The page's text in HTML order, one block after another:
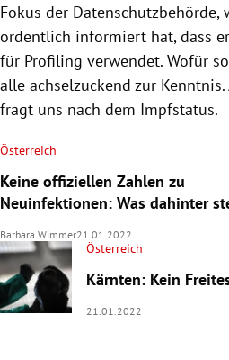
Fokus der Datenschutzbehörde,
ordentlich informiert hat, dass
für Profiling verwendet. Wofür
alle achselzuckend zur
fragt uns nach dem Impfstatus.
Österreich
Keine offiziellen Zahlen zu
Neuinfektionen: Was dahinter
Barbara Wimmer21.01.2022
Österreich
Kärnten: Kein
21.01.2022